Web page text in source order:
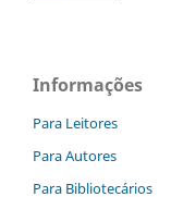
Informações
Para Leitores
Para Autores
Para Bibliotecários